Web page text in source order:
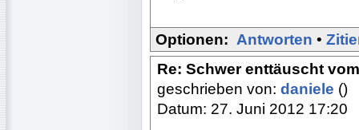
Optionen: Antworten •
Re: Schwer enttäuscht
geschrieben von: daniele ()
Datum: 27. Juni 2012 17:20